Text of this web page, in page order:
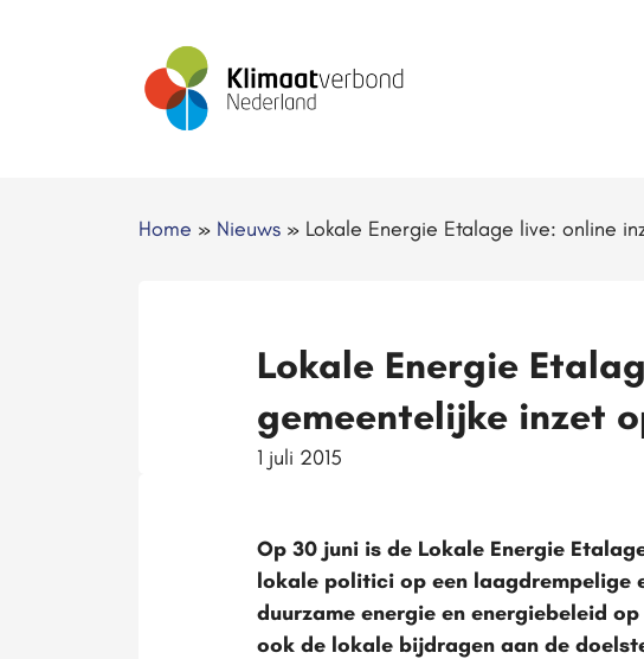
Home » Nieuws » Lokale Energie Etalage live: online
Lokale Energie
gemeentelijke inzet
1 juli 2015
Op 30 juni is de Lokale Energie
lokale politici op een laagdrempelige
duurzame energie en energiebeleid
ook de lokale bijdragen aan de